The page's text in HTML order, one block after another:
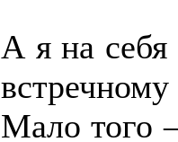
А я на себя
Мало того